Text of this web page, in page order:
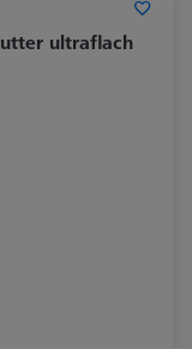
ultraflach